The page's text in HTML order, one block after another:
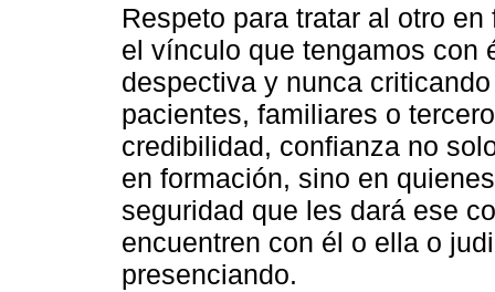
Respeto para tratar al otro
el vínculo que tengamos con
despectiva y nunca
pacientes, familiares o
credibilidad, confianza no
en formación, sino en
seguridad que les dará ese
encuentren con él o ella o
presenciando.